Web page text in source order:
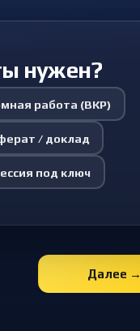
нужен?
работа (ВКР)
/ доклад
под ключ
Далее →